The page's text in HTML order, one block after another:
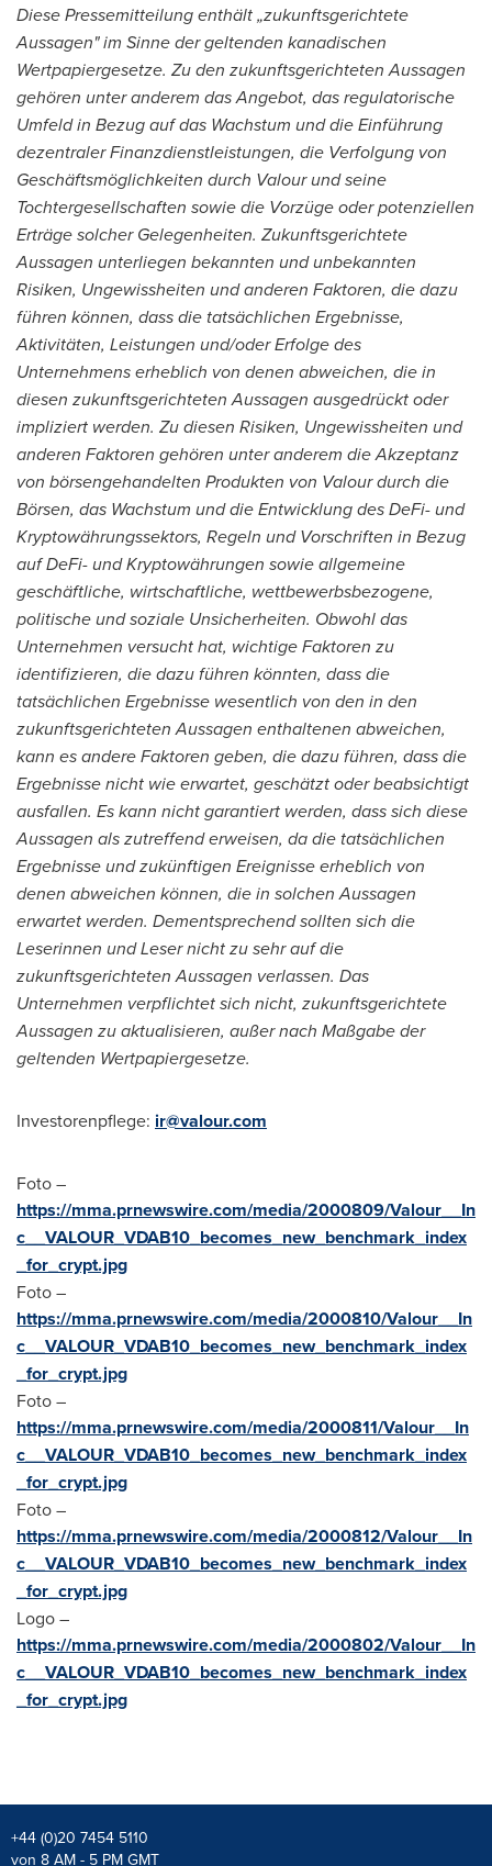
Diese Pressemitteilung enthält „zukunftsgerichtete
Aussagen" im Sinne dergeltenden kanadischen
Wertpapiergesetze. Zu den zukunftsgerichteten Aussagen
gehören unter anderem das Angebot, das regulatorische
Umfeld in Bezug auf das Wachstum und die Einführung
dezentraler Finanzdienstleistungen, die Verfolgung von
Geschäftsmöglichkeiten durch Valour und seine
Tochtergesellschaften sowie die Vorzüge oder potenziellen
Erträge solcher Gelegenheiten. Zukunftsgerichtete
Aussagen unterliegen bekannten und unbekannten
Risiken, Ungewissheiten und anderen Faktoren, die dazu
führen können, dass die tatsächlichen Ergebnisse,
Aktivitäten, Leistungen und/oder Erfolge des
Unternehmens erheblich von denen abweichen, die in
diesen zukunftsgerichteten Aussagen ausgedrückt oder
impliziert werden. Zu diesen Risiken, Ungewissheiten und
anderen Faktoren gehören unter anderem die Akzeptanz
von börsengehandelten Produkten von Valour durch die
Börsen, das Wachstum und die Entwicklung des DeFi- und
Kryptowährungssektors, Regeln und Vorschriften in Bezug
auf DeFi- und Kryptowährungen sowie allgemeine
geschäftliche, wirtschaftliche, wettbewerbsbezogene,
politische und soziale Unsicherheiten. Obwohl das
Unternehmen versucht hat, wichtige Faktoren zu
identifizieren, die dazu führen könnten, dass die
tatsächlichen Ergebnisse wesentlich von den in den
zukunftsgerichteten Aussagen enthaltenen abweichen,
kann es andere Faktoren geben, die dazu führen, dass die
Ergebnisse nicht wie erwartet, geschätzt oder beabsichtigt
ausfallen. Es kann nicht garantiert werden, dass sich diese
Aussagen als zutreffend erweisen, da die tatsächlichen
Ergebnisse und zukünftigen Ereignisse erheblich von
denen abweichen können, die in solchen Aussagen
erwartet werden. Dementsprechend sollten sich die
Leserinnen und Leser nicht zu sehr auf die
zukunftsgerichteten Aussagen verlassen. Das
Unternehmen verpflichtet sich nicht, zukunftsgerichtete
Aussagen zu aktualisieren, außer nach Maßgabe der
geltenden Wertpapiergesetze.
Investorenpflege: ir@valour.com
Foto –
https://mma.prnewswire.com/media/2000809/Valour__In
c__VALOUR_VDAB10_becomes_new_benchmark_index
_for_crypt.jpg
Foto –
https://mma.prnewswire.com/media/2000810/Valour__In
c__VALOUR_VDAB10_becomes_new_benchmark_index
_for_crypt.jpg
Foto –
https://mma.prnewswire.com/media/2000811/Valour__In
c__VALOUR_VDAB10_becomes_new_benchmark_index
_for_crypt.jpg
Foto –
https://mma.prnewswire.com/media/2000812/Valour__In
c__VALOUR_VDAB10_becomes_new_benchmark_index
_for_crypt.jpg
Logo –
https://mma.prnewswire.com/media/2000802/Valour__In
c__VALOUR_VDAB10_becomes_new_benchmark_index
_for_crypt.jpg
+44 (0)20 7454 5110
von 8 AM - 5 PM GMT